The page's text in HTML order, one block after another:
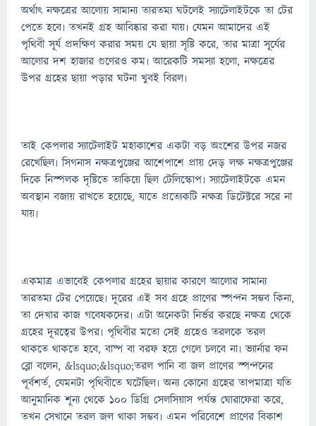
অর্থাৎ নক্ষত্রের আলোয় সামান্য তারতম্য ঘটলেই স্যাটেলাইটকে তা টের
পেতে হবে৷ তখনই গ্রহ আবিষ্কার করা যায়৷ যেমন আমাদের এই
পৃথিবী সূর্য প্রদক্ষিণ করার সময় যে ছায়া সৃষ্টি করে, তার মাত্রা সূর্যের
আলোর দশ হাজার গুণেরও কম৷ আরেকটি সমস্যা হলো, নক্ষত্রের
উপর গ্রহের ছায়া পড়ার ঘটনা খুবই বিরল৷
তাই কেপলার স্যাটেলাইট মহাকাশের একটা বড় অংশের উপর নজর
রেখেছিল৷ সিগনাস নক্ষত্রপুঞ্জের আশেপাশে প্রায় দেড় লক্ষ নক্ষত্রপুঞ্জের
দিকে নিস্পলক দৃষ্টিতে তাকিয়ে ছিল টেলিস্কোপ৷ স্যাটেলাইটকে এমন
অবস্থান বজায় রাখতে হয়েছে, যাতে প্রত্যেকটি নক্ষত্র ডিটেক্টরে সরে না
যায়৷
একমাত্র এভাবেই কেপলার গ্রহের ছায়ার কারণে আলোর সামান্য
তারতম্য টের পেয়েছে৷ দূরের এই সব গ্রহে প্রাণের স্পন্দন সম্ভব কিনা,
তা দেখার কাজ গবেষকদের৷ এটা অনেকটা নির্ভর করছে নক্ষত্র থেকে
গ্রহের দূরত্বের উপর৷ পৃথিবীর মতো সেই গ্রহেও তরলকে তরল
থাকতে থাকতে হবে, বাষ্প বা বরফ হয়ে গেলে চলবে না৷ ভ্যার্নার ফন
ব্লো বলেন, &lsquo;&lsquo;তরল পানি বা জল প্রাণের স্পন্দনের
পূর্বশর্ত, যেমনটা পৃথিবীতে ঘটেছিল৷ অন্য কোনো গ্রহের তাপমাত্রা যতি
আনুমানিক শূন্য থেকে ১০০ ডিগ্রি সেলসিয়াস পর্যন্ত ঘোরাফেরা করে,
তখন সেখানে তরল জল থাকা সম্ভব৷ এমন পরিবেশে প্রাণের বিকাশ